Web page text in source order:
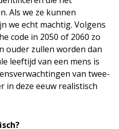
Als we ze kunnen
we echt machtig. Volgens
code in 2050 of 2060 zo
ouder zullen worden dan
leeftijd van een mens is
van twee-
in deze eeuw realistisch